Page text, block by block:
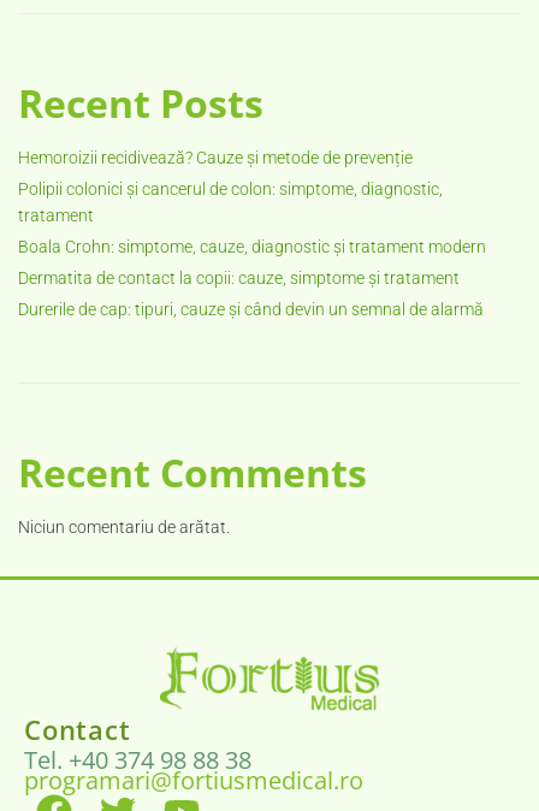
Recent Posts
Hemoroizii recidivează? Cauze și metode de prevenție
Polipii colonici și cancerul de colon: simptome, diagnostic,
tratament
Boala Crohn: simptome, cauze, diagnostic și tratament modern
Dermatita de contact la copii: cauze, simptome și tratament
Durerile de cap: tipuri, cauze și când devin un semnal de alarmă
Recent Comments
Niciun comentariu de arătat.
Contact
Tel. +40 374 98 88 38
programari@fortiusmedical.ro